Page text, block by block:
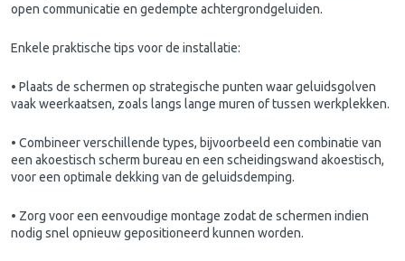
open communicatie en gedempte achtergrondgeluiden.
Enkele praktische tips voor de installatie:
• Plaats de schermen op strategische punten waar geluidsgolven
vaak weerkaatsen, zoals langs lange muren of tussen werkplekken.
• Combineer verschillende types, bijvoorbeeld een combinatie van
een akoestisch scherm bureau en een scheidingswand akoestisch,
voor een optimale dekking van de geluidsdemping.
• Zorg voor een eenvoudige montage zodat de schermen indien
nodig snel opnieuw gepositioneerd kunnen worden.